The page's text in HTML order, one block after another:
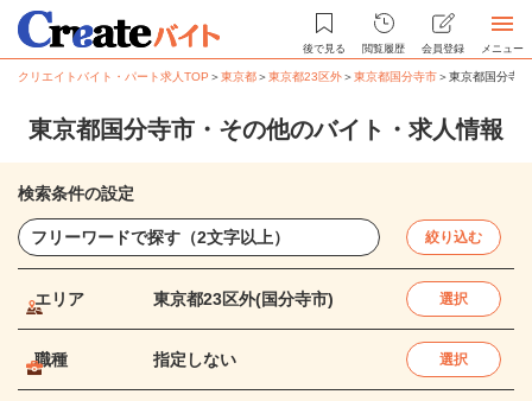
後で見る 閲覧履歴 会員登録 メニュー
クリエイトバイト・パート求人TOP ＞東京都＞東京都23区外＞東京都国分寺市＞東京都国分寺
東京都国分寺市・その他のバイト・求人情報
検索条件の設定
絞り込む
エリア 東京都23区外(国分寺市) 選択
職種 指定しない 選択